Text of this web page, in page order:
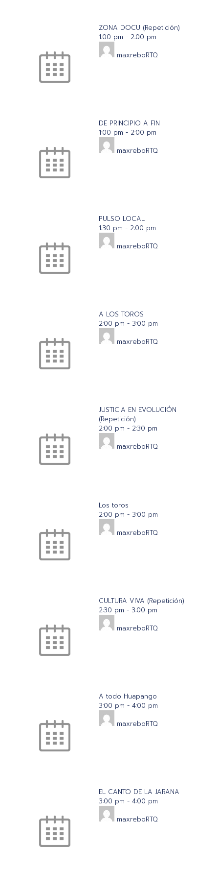
ZONA DOCU (Repetición)
1:00 pm - 2:00 pm
maxreboRTQ
DE PRINCIPIO A FIN
1:00 pm - 2:00 pm
maxreboRTQ
PULSO LOCAL
1:30 pm - 2:00 pm
maxreboRTQ
A LOS TOROS
2:00 pm - 3:00 pm
maxreboRTQ
JUSTICIA EN EVOLUCIÓN
(Repetición)
2:00 pm - 2:30 pm
maxreboRTQ
Los toros
2:00 pm - 3:00 pm
maxreboRTQ
CULTURA VIVA (Repetición)
2:30 pm - 3:00 pm
maxreboRTQ
A todo Huapango
3:00 pm - 4:00 pm
maxreboRTQ
EL CANTO DE LA JARANA
3:00 pm - 4:00 pm
maxreboRTQ